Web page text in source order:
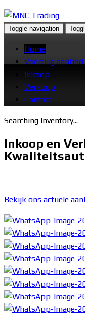
MNC
Occasions in
Toggle navigation
Home
Voertuig aanbod
Inkoop
Verkoop
Contact
Searching Inventory...
Inkoop en
Bekijk ons actuele